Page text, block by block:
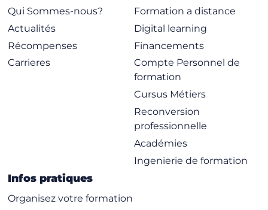
Qui Sommes-nous?
Actualités
Récompenses
Carrieres
Formation a distance
Digital learning
Financements
Compte Personnel de
formation
Cursus Métiers
Reconversion
professionnelle
Académies
Ingenierie de formation
Infos pratiques
Organisez votre formation